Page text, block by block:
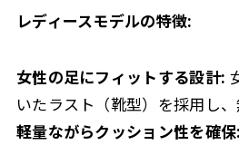
レディースモデルの特徴:
女性の足にフィットする設計:
いたラスト（靴型）を採用し、
軽量ながらクッション性を確保: